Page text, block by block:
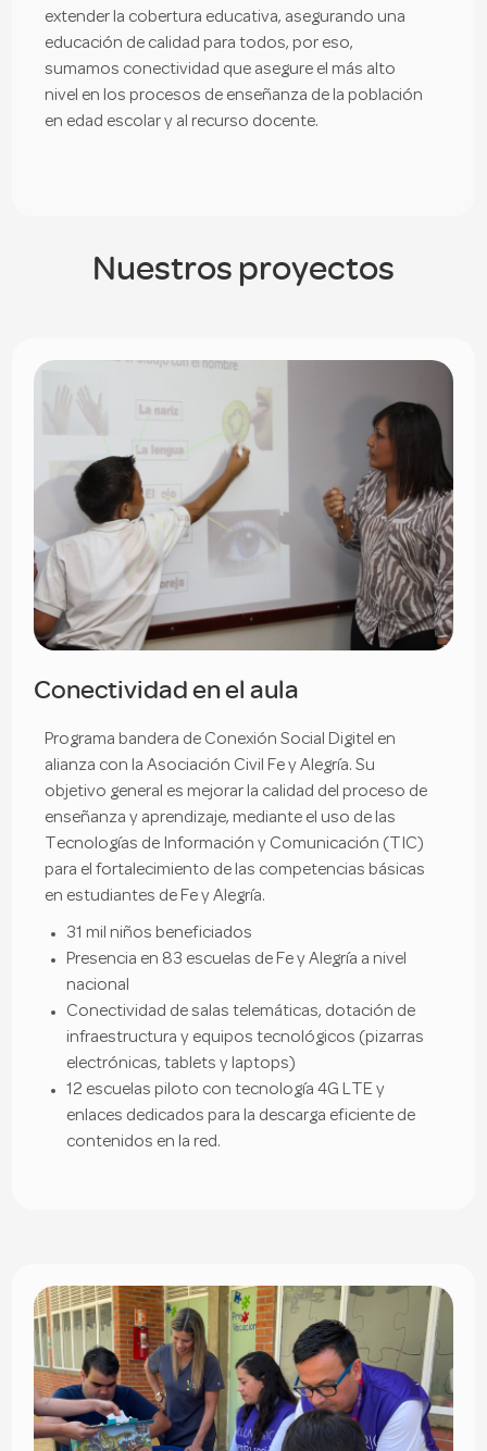
extender la cobertura educativa, asegurando una
educación de calidad para todos, por eso,
sumamos conectividad que asegure el más alto
nivel en los procesos de enseñanza de la población
en edad escolar y al recurso docente.
Nuestros proyectos
Conectividad en el aula
Programa bandera de Conexión Social Digitel en
alianza con la Asociación Civil Fe y Alegría. Su
objetivo general es mejorar la calidad del proceso de
enseñanza y aprendizaje, mediante el uso de las
Tecnologías de Información y Comunicación (TIC)
para el fortalecimiento de las competencias básicas
en estudiantes de Fe y Alegría.
31 mil niños beneficiados
Presencia en 83 escuelas de Fe y Alegría a nivel
nacional
Conectividad de salas telemáticas, dotación de
infraestructura y equipos tecnológicos (pizarras
electrónicas, tablets y laptops)
12 escuelas piloto con tecnología 4G LTE y
enlaces dedicados para la descarga eficiente de
contenidos en la red.